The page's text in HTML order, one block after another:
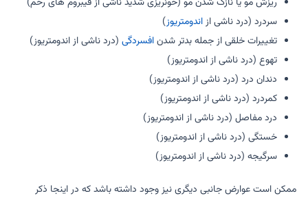
سردرد (درد ناشی ازاندومتریوز)
تغییرات خلقی از جمله بدتر شدنافسردگی (درد ناشی از اندومتریوز)
تهوع (درد ناشی از اندومتریوز)
دندان درد (درد ناشی از اندومتریوز)
کمردرد (درد ناشی از اندومتریوز)
درد مفاصل (درد ناشی از اندومتریوز)
خستگی (درد ناشی از اندومتریوز)
سرگیجه (درد ناشی از اندومتریوز)
ممکن است عوارض جانبی دیگری نیز وجود داشته باشد که در اینجا ذکر